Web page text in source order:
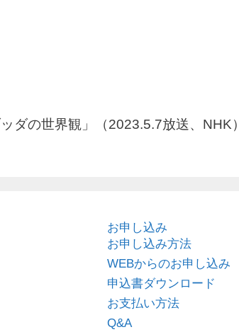
ダの世界観」（2023.5.7放送、NHK）
お申し込み
お申し込み方法
WEBからのお申し込み
申込書ダウンロード
お支払い方法
Q&A